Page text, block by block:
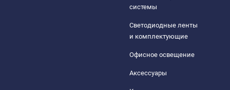
системы
Светодиодные ленты
и комплектующие
Офисное освещение
Аксессуары